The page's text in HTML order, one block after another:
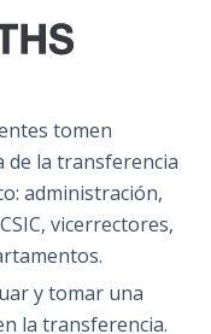
tomen
de la transferencia
administración,
vicerrectores,
y tomar una
la transferencia.